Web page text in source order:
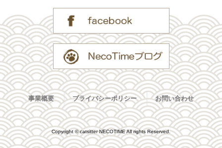
事業概要 プライバシーポリシー お問い合わせ
Copyright © catsitter NECOTIME All rights Reserved.